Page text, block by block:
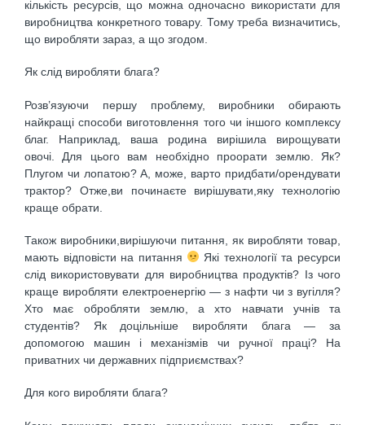
кількість ресурсів, що можна одночасно використати для
виробництва конкретного товару. Тому треба визначитись,
що виробляти зараз, а що згодом.
Як слід виробляти блага?
Розв’язуючи першу проблему, виробники обирають
найкращі способи виготовлення того чи іншого комплексу
благ. Наприклад, ваша родина вирішила вирощувати
овочі. Для цього вам необхідно проорати землю. Як?
Плугом чи лопатою? А, може, варто придбати/орендувати
трактор? Отже,ви починаєте вирішувати,яку технологію
краще обрати.
Також виробники,вирішуючи питання, як виробляти товар,
мають відповісти на питання
Які технології та ресурси
слід використовувати для виробництва продуктів? Із чого
краще виробляти електроенергію — з нафти чи з вугілля?
Хто має обробляти землю, а хто навчати учнів та
студентів? Як доцільніше виробляти блага — за
допомогою машин і механізмів чи ручної праці? На
приватних чи державних підприємствах?
Для кого виробляти блага?